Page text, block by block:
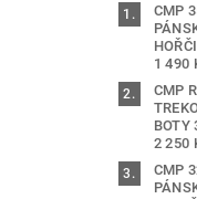
CMP
1 490
CMP
BOTY
2 250
CMP